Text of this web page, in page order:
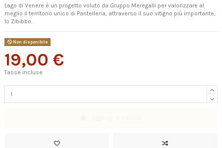
Lago di Venere è un progetto voluto da Gruppo Meregalli per valorizzare al
meglio il territorio unico di Pantelleria, attraverso il suo vitigno più importante,
lo Zibibbo.
Non disponibile
19,00 €
Tasse incluse